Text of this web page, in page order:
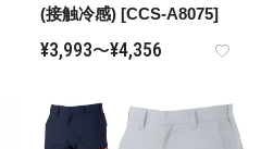
(接触冷感) [CCS-A8075]
¥3,993〜¥4,356